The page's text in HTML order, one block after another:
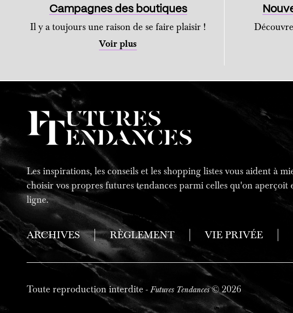
Campagnes des boutiques
Il y a toujours une raison de se faire plaisir !
Voir plus
Les inspirations, les conseils et les shopping listes vous aident à
choisir vos propres futures tendances parmi celles qu'on aperçoit
ligne.
ARCHIVES RÈGLEMENT VIE PRIVÉE
Toute reproduction interdite -Futures Tendances© 2026